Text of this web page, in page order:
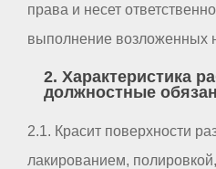
права и несет
выполнение возложенных
2. Характеристика
должностные
2.1. Красит поверхности
лакированием,